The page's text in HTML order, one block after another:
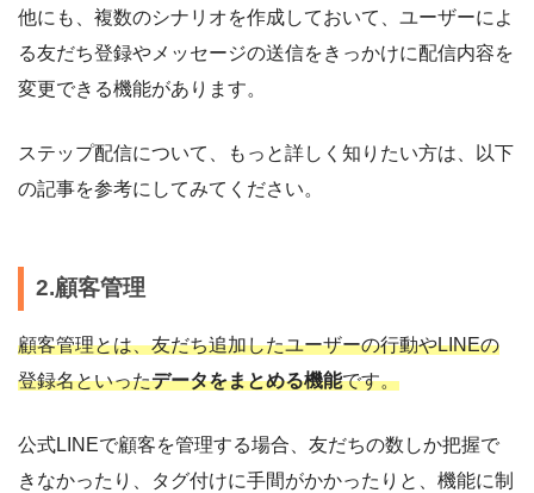
他にも、複数のシナリオを作成しておいて、ユーザーによ
る友だち登録やメッセージの送信をきっかけに配信内容を
変更できる機能があります。
ステップ配信について、もっと詳しく知りたい方は、以下
の記事を参考にしてみてください。
2.顧客管理
顧客管理とは、友だち追加したユーザーの行動やLINEの
登録名といったデータをまとめる機能です。
公式LINEで顧客を管理する場合、友だちの数しか把握で
きなかったり、タグ付けに手間がかかったりと、機能に制